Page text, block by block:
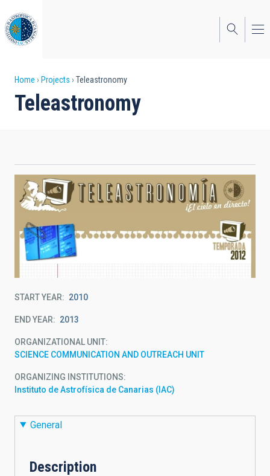
to
main
content
Breadcrumb
Home Projects Teleastronomy
Teleastronomy
START YEAR 2010
END YEAR 2013
ORGANIZATIONAL UNIT
SCIENCE COMMUNICATION AND OUTREACH UNIT
ORGANIZING INSTITUTIONS
Instituto de Astrofísica de Canarias (IAC)
General
Description